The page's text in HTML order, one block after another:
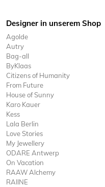
Designer in unserem Shop
Agolde
Autry
Bag-all
ByKlaas
Citizens of Humanity
From Future
House of Sunny
Karo Kauer
Kess
Lala Berlin
Love Stories
My Jewellery
ODARE Antwerp
On Vacation
RAAW Alchemy
RAIINE